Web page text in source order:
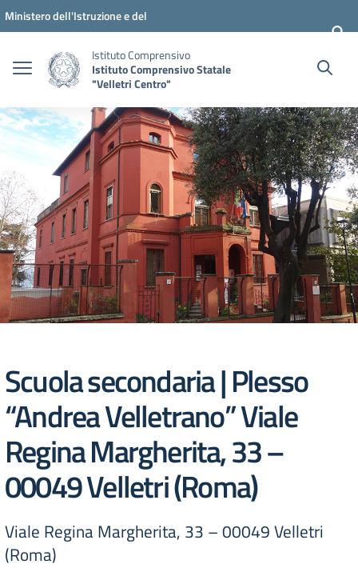
Vai ai contenuti
Vai al menu di navigazione
Vai al footer
Ministero dell'Istruzione e del
Istituto Comprensivo
Istituto Comprensivo Statale
"Velletri Centro"
Scuola secondaria | Plesso
“Andrea Velletrano” Viale
Regina Margherita, 33 –
00049 Velletri (Roma)
Viale Regina Margherita, 33 – 00049 Velletri
(Roma)